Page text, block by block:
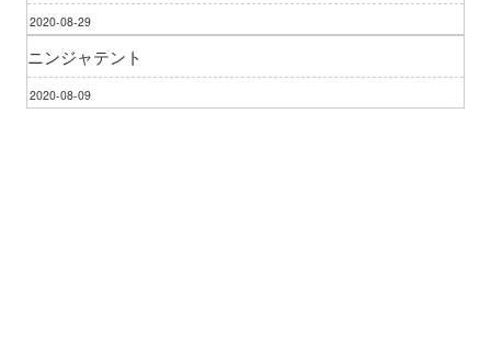
2020-08-29
ニンジャテント
2020-08-09